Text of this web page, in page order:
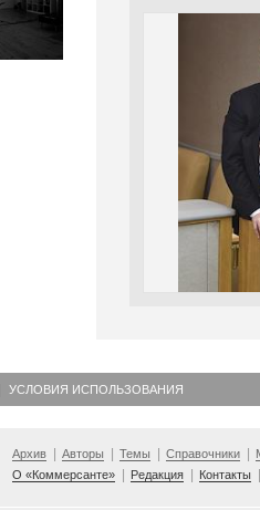
УСЛОВИЯ ИСПОЛЬЗОВАНИЯ
Архив Авторы Темы Справочники
О «Коммерсанте»
Редакция Контакты